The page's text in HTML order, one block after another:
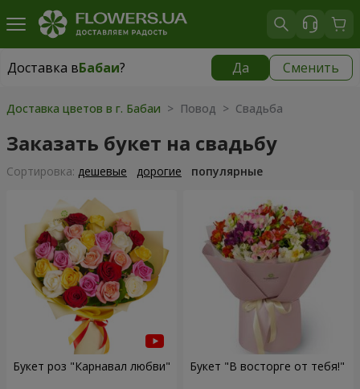
Доставка вБабаи? Да Сменить
Доставка вБабаи
Доставка цветов в г. Бабаи > Повод > Свадьба
Заказать букет на свадьбу
Cортировка: дешевые дорогие популярные
Букет роз "Карнавал любви" Букет "В восторге от тебя!"